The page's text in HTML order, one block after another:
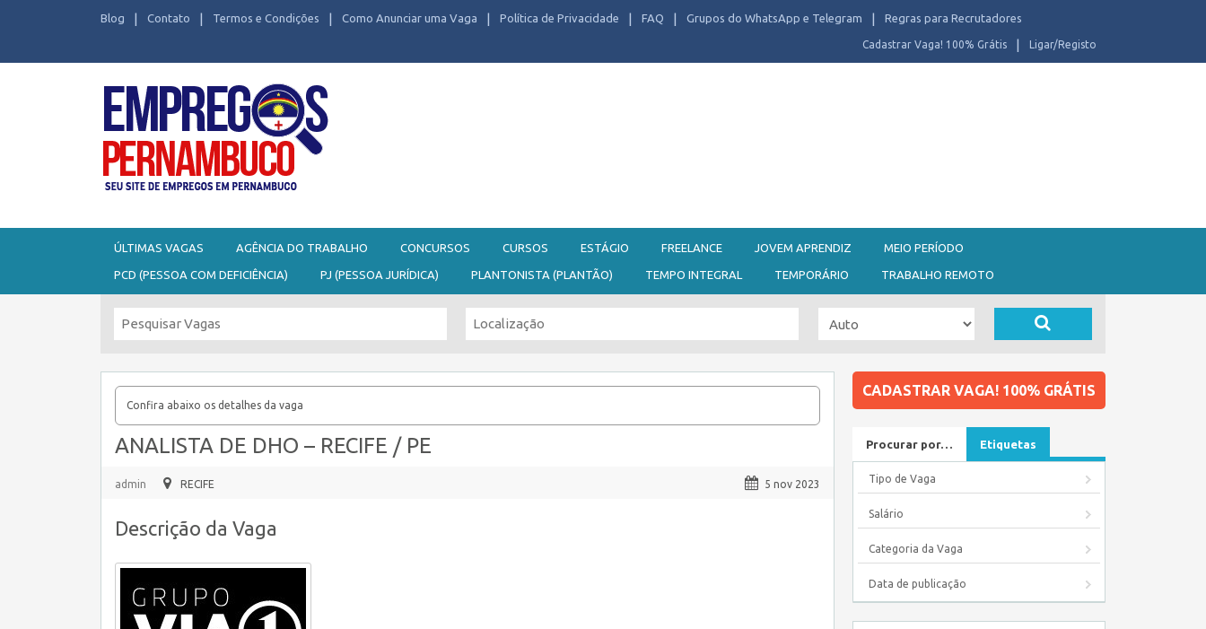
Blog Contato Termos e Condições Como Anunciar uma Vaga Política de Privacidade FAQ Grupos do WhatsApp e Telegram Regras para Recrutadores
Ligar/Registo
Cadastrar Vaga! 100% Grátis
ÚLTIMAS VAGAS AGÊNCIA DO TRABALHO CONCURSOS CURSOS ESTÁGIO FREELANCE JOVEM APRENDIZ MEIO PERÍODO
PCD (PESSOA COM DEFICIÊNCIA) PJ (PESSOA JURÍDICA) PLANTONISTA (PLANTÃO) TEMPO INTEGRAL TEMPORÁRIO TRABALHO REMOTO
Confira abaixo os detalhes da vaga
ANALISTA DE DHO – RECIFE / PE
admin RECIFE 5 nov 2023
Descrição da Vaga
CADASTRAR VAGA! 100% GRÁTIS
Procurar por… Etiquetas
Tipo de Vaga
Salário
Categoria da Vaga
Data de publicação